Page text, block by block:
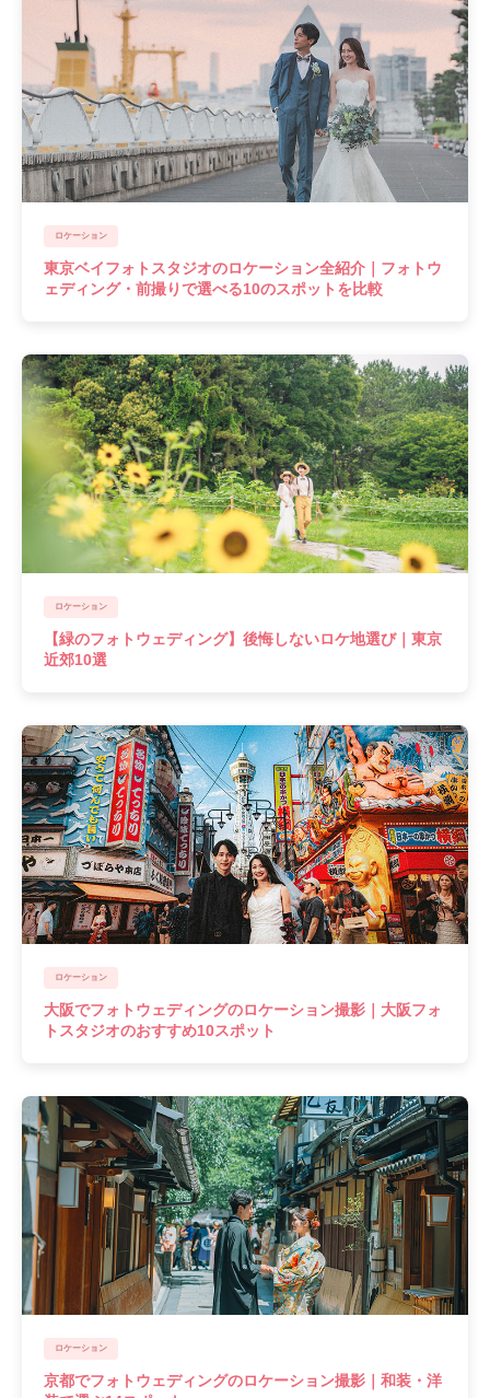
ロケーション
東京ベイフォトスタジオのロケーション全紹介｜フォトウ
ェディング・前撮りで選べる10のスポットを比較
ロケーション
【緑のフォトウェディング】後悔しないロケ地選び｜東京
近郊10選
ロケーション
大阪でフォトウェディングのロケーション撮影｜大阪フォ
トスタジオのおすすめ10スポット
ロケーション
京都でフォトウェディングのロケーション撮影｜和装・洋